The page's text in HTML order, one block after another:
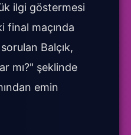
ilgi göstermesi
final maçında
Balçık,
mı?" şeklinde
emin